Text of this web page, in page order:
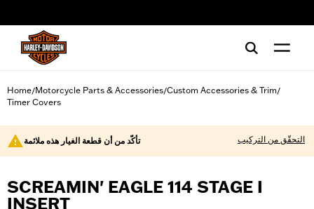
Home/Motorcycle Parts & Accessories/Custom Accessories & Trim/
Timer Covers
تأكّد من أن قطعة الغيار هذه ملائمة التحقّق من التركيب
SCREAMIN' EAGLE 114 STAGE I
INSERT